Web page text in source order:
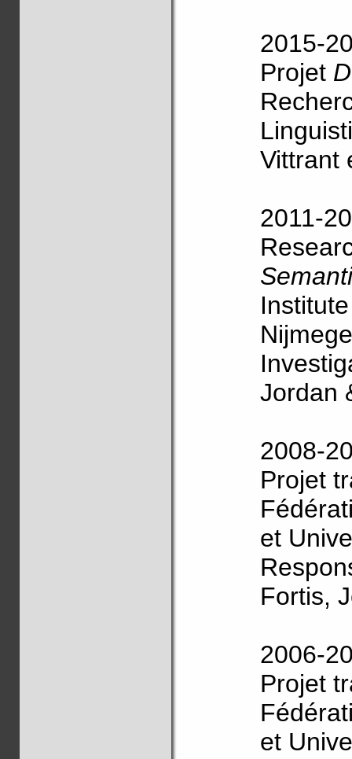
2015-
Projet
Vittrant
2011-
Jordan
2008-
Projet
et
Fortis,
2006-
Projet
et